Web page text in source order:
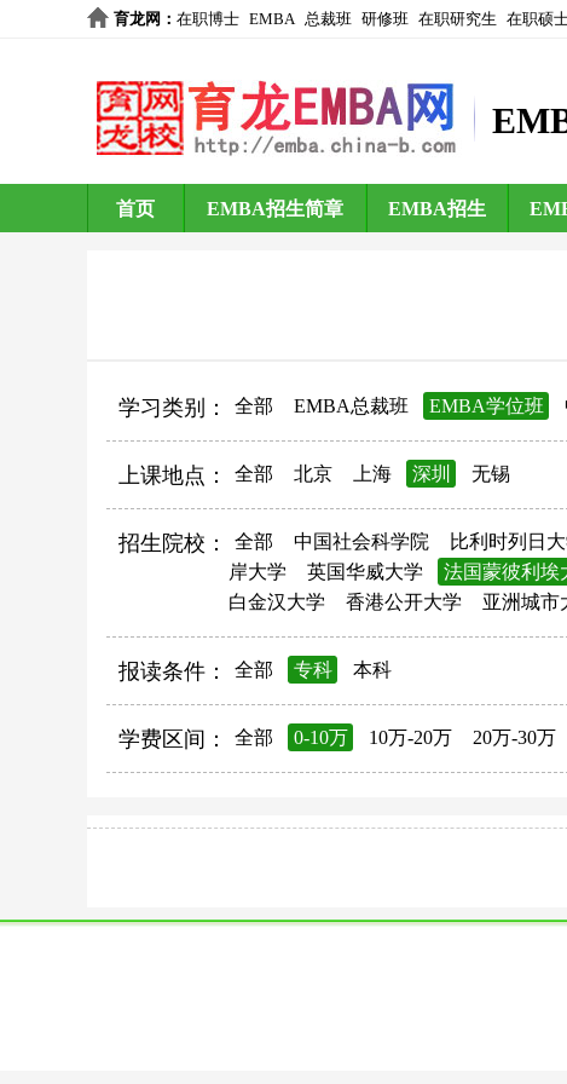
育龙网 ： 在职博士 EMBA 总裁班 研修班 在职研究生 在职硕
首页 EMBA招生简章 EMBA招生
学习类别： 全部 EMBA总裁班 EMBA学位班
上课地点： 全部 北京 上海 深圳 无锡
招生院校： 全部 中国社会科学院 比利时列日
岸大学
英国华威大学 法国蒙彼利埃
白金汉大学
香港公开大学 亚洲城市
报读条件： 全部 专科 本科
学费区间： 全部 0-10万 10万-20万 20万-30万